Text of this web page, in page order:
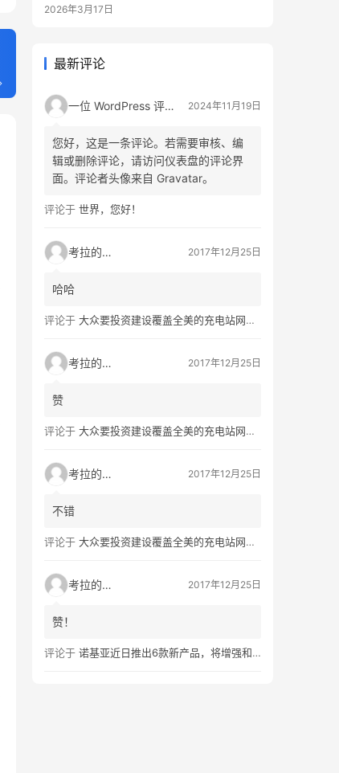
2026年3月17日
最新评论
一位 WordPress 评论者 2024年11月19日
您好，这是一条评论。若需要审核、编
辑或删除评论，请访问仪表盘的评论界
面。评论者头像来自 Gravatar。
评论于 世界，您好！
考拉的生活 2017年12月25日
哈哈
评论于 大众要投资建设覆盖全美的充电站网络，特斯拉也没闲着
考拉的生活 2017年12月25日
赞
评论于 大众要投资建设覆盖全美的充电站网络，特斯拉也没闲着
考拉的生活 2017年12月25日
不错
评论于 大众要投资建设覆盖全美的充电站网络，特斯拉也没闲着
考拉的生活 2017年12月25日
赞！
评论于 诺基亚近日推出6款新产品，将增强和16家公司合作，VR领域发力明显